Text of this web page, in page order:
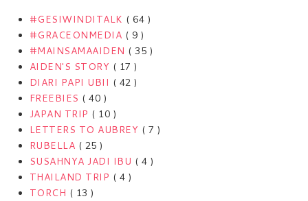
#GESIWINDITALK ( 64 )
#GRACEONMEDIA ( 9 )
#MAINSAMAAIDEN ( 35 )
AIDEN'S STORY ( 17 )
DIARI PAPI UBII ( 42 )
FREEBIES ( 40 )
JAPAN TRIP ( 10 )
LETTERS TO AUBREY ( 7 )
RUBELLA ( 25 )
SUSAHNYA JADI IBU ( 4 )
THAILAND TRIP ( 4 )
TORCH ( 13 )